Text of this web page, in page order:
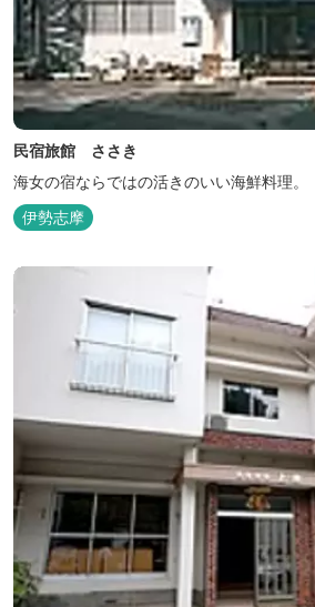
民宿旅館 ささき
海女の宿ならではの活きのいい海鮮料理。
伊勢志摩